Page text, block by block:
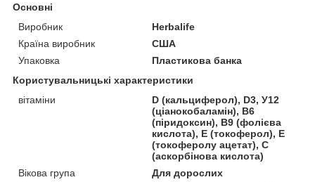
Основні
Виробник
Herbalife
Країна виробник
США
Упаковка
Пластикова банка
Користувальницькі характеристики
вітаміни
D (кальциферол), D3, У12
(ціанокобаламін), В6
(піридоксин), В9 (фолієва
кислота), Е (токоферол), Е
(токоферолу ацетат), С
(аскорбінова кислота)
Вікова група
Для дорослих